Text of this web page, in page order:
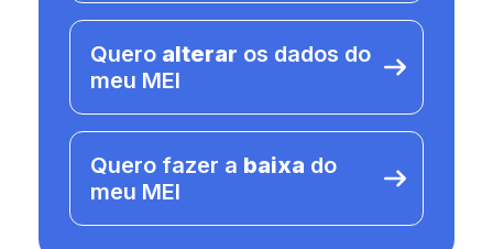
Quero alterar os dados do
meu MEI
Quero fazer a baixa do
meu MEI